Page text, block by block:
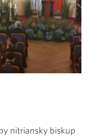
nitriansky biskup